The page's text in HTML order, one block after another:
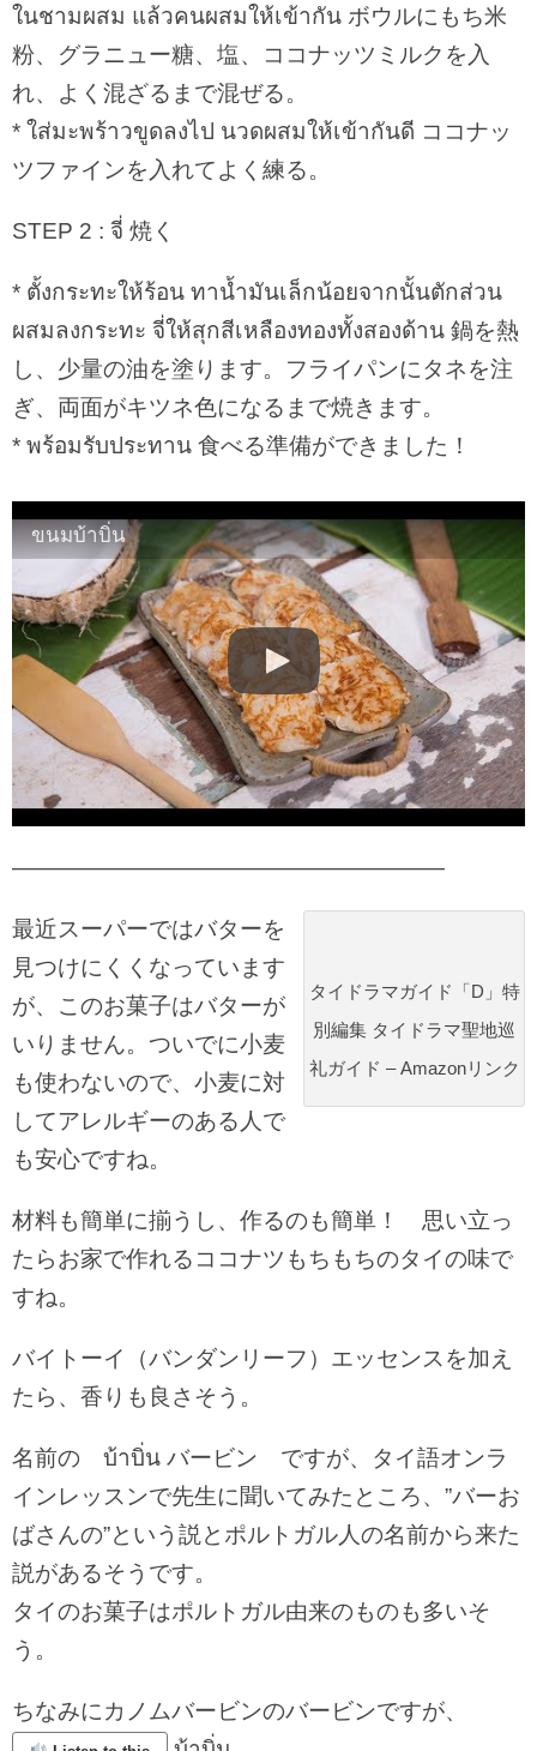
ในชามผสม แล้วคนผสมให้เข้ากัน ボウルにもち米
粉、グラニュー糖、塩、ココナッツミルクを入
れ、よく混ざるまで混ぜる。
* ใส่มะพร้าวขูดลงไป นวดผสมให้เข้ากันดี ココナッ
ツファインを入れてよく練る。
STEP 2 : จี่ 焼く
* ตั้งกระทะให้ร้อน ทาน้ำมันเล็กน้อยจากนั้นตักส่วน
ผสมลงกระทะ จี่ให้สุกสีเหลืองทองทั้งสองด้าน 鍋を熱
し、少量の油を塗ります。フライパンにタネを注
ぎ、両面がキツネ色になるまで焼きます。
* พร้อมรับประทาน 食べる準備ができました！
ขนมบ้าบิ่น
———————————————————
タイドラマガイド「D」特
別編集 タイドラマ聖地巡
礼ガイド – Amazonリンク
最近スーパーではバターを
見つけにくくなっています
が、このお菓子はバターが
いりません。ついでに小麦
も使わないので、小麦に対
してアレルギーのある人で
も安心ですね。
材料も簡単に揃うし、作るのも簡単！ 思い立っ
たらお家で作れるココナツもちもちのタイの味で
すね。
バイトーイ（バンダンリーフ）エッセンスを加え
たら、香りも良さそう。
名前の บ้าบิ่น バービン ですが、タイ語オンラ
インレッスンで先生に聞いてみたところ、”バーお
ばさんの”という説とポルトガル人の名前から来た
説があるそうです。
タイのお菓子はポルトガル由来のものも多いそ
う。
ちなみにカノムバービンのバービンですが、